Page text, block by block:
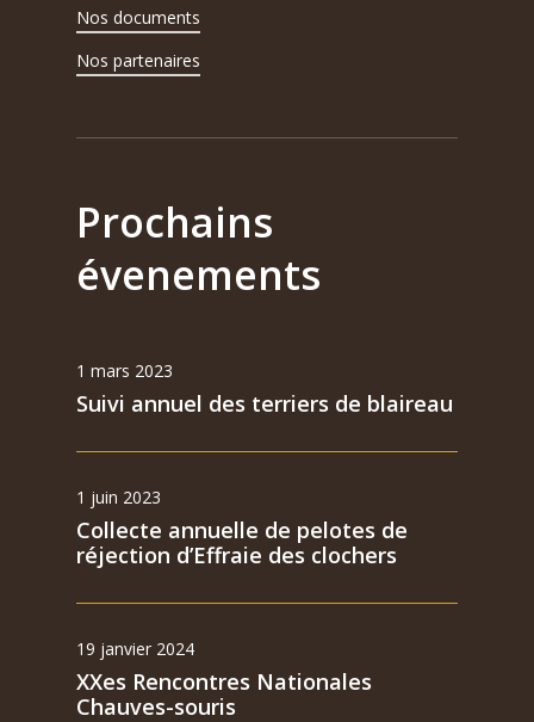
Nos documents
Nos partenaires
Prochains
évenements
1 mars 2023
Suivi annuel des terriers de blaireau
1 juin 2023
Collecte annuelle de pelotes de
réjection d’Effraie des clochers
19 janvier 2024
XXes Rencontres Nationales
Chauves-souris